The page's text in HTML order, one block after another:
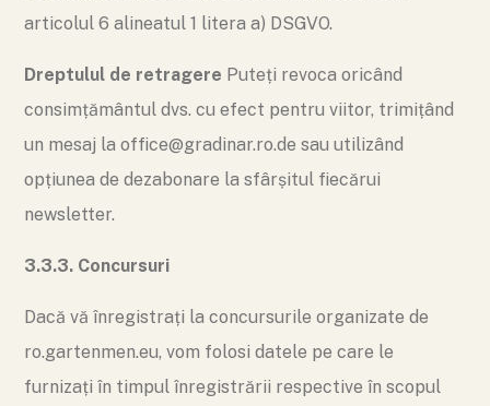
articolul 6 alineatul 1 litera a) DSGVO.
Dreptulul de retragere Puteți revoca oricând
consimțământul dvs. cu efect pentru viitor, trimițând
un mesaj la office@gradinar.ro.de sau utilizând
opțiunea de dezabonare la sfârșitul fiecărui
newsletter.
3.3.3. Concursuri
Dacă vă înregistrați la concursurile organizate de
ro.gartenmen.eu, vom folosi datele pe care le
furnizați în timpul înregistrării respective în scopul